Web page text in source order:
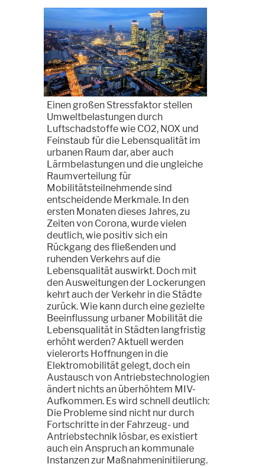
Einen großen Stressfaktor stellen
Umweltbelastungen durch
Luftschadstoffe wie CO2, NOX und
Feinstaub für die Lebensqualität im
urbanen Raum dar, aber auch
Lärmbelastungen und die ungleiche
Raumverteilung für
Mobilitätsteilnehmende sind
entscheidende Merkmale. In den
ersten Monaten dieses Jahres, zu
Zeiten von Corona, wurde vielen
deutlich, wie positiv sich ein
Rückgang des fließenden und
ruhenden Verkehrs auf die
Lebensqualität auswirkt. Doch mit
den Ausweitungen der Lockerungen
kehrt auch der Verkehr in die Städte
zurück. Wie kann durch eine gezielte
Beeinflussung urbaner Mobilität die
Lebensqualität in Städten langfristig
erhöht werden? Aktuell werden
vielerorts Hoffnungen in die
Elektromobilität gelegt, doch ein
Austausch von Antriebstechnologien
ändert nichts an überhöhtem MIV-
Aufkommen. Es wird schnell deutlich:
Die Probleme sind nicht nur durch
Fortschritte in der Fahrzeug- und
Antriebstechnik lösbar, es existiert
auch ein Anspruch an kommunale
Instanzen zur Maßnahmeninitiierung.